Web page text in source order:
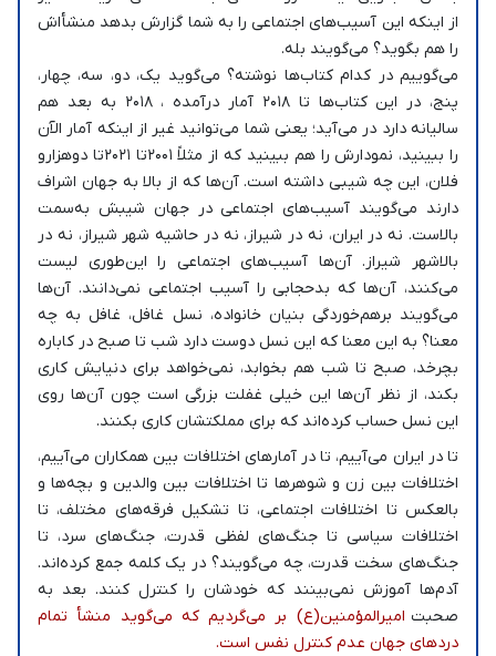
از اینکه این آسیب‌های اجتماعی را به شما گزارش بدهد منشأاش
را هم بگوید؟ می‌گویند بله.
می‌گوییم در کدام کتاب‌ها نوشته؟ می‌گوید یک، دو، سه، چهار،
پنج، در این کتاب‌ها تا ۲۰۱۸ آمار درآمده ، ۲۰۱۸ به بعد هم
سالیانه دارد در می‌آید؛ یعنی شما می‌توانید غیر از اینکه آمار الآن
را ببینید، نمودارش را هم ببینید که از مثلاً ۲۰۰۱تا ۲۰۲۱تا دوهزارو
فلان، این چه شیبی داشته است. آن‌ها که از بالا به جهان اشراف
دارند می‌گویند آسیب‌های اجتماعی در جهان شیبش به‌سمت
بالاست. نه در ایران، نه در شیراز، نه در حاشیه شهر شیراز، نه در
بالاشهر شیراز. آن‌ها آسیب‌های اجتماعی را این‌طوری لیست
می‌کنند، آن‌ها که بدحجابی را آسیب اجتماعی نمی‌دانند. آن‌ها
می‌گویند برهم‌خوردگی بنیان خانواده، نسل غافل، غافل به چه
معنا؟ به این معنا که این نسل دوست دارد شب تا صبح در کاباره
بچرخد، صبح تا شب هم بخوابد، نمی‌خواهد برای دنیایش کاری
بکند، از نظر آن‌ها این خیلی غفلت بزرگی است چون آن‌ها روی
این نسل حساب کرده‌اند که برای مملکتشان کاری بکنند.
تا در ایران می‌آییم، تا در آمارهای اختلافات بین همکاران می‌آییم،
اختلافات بین زن و شوهرها تا اختلافات بین والدین و بچه‌ها و
بالعکس تا اختلافات اجتماعی، تا تشکیل فرقه‌های مختلف، تا
اختلافات سیاسی تا جنگ‌های لفظی قدرت، جنگ‌های سرد، تا
جنگ‌های سخت قدرت، چه می‌گویند؟ در یک کلمه جمع کرده‌اند.
آدم‌ها آموزش نمی‌بینند که خودشان را کنترل کنند. بعد به
صحبت امیرالمؤمنین‌(ع) بر می‌گردیم که می‌گوید منشأ تمام
دردهای جهان عدم کنترل نفس است.